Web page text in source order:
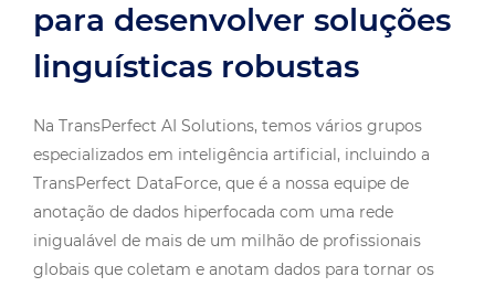
para desenvolver soluções
linguísticas robustas
Na TransPerfect AI Solutions, temos vários grupos
especializados em inteligência artificial, incluindo a
TransPerfect DataForce, que é a nossa equipe de
anotação de dados hiperfocada com uma rede
inigualável de mais de um milhão de profissionais
globais que coletam e anotam dados para tornar os